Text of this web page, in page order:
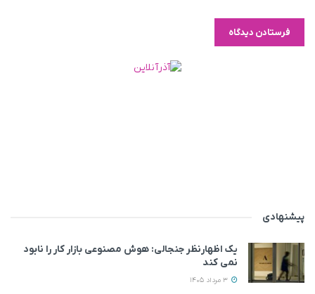
پیشنهادی
یک اظهارنظر جنجالی: هوش مصنوعی بازار کار را نابود
نمی‌ کند